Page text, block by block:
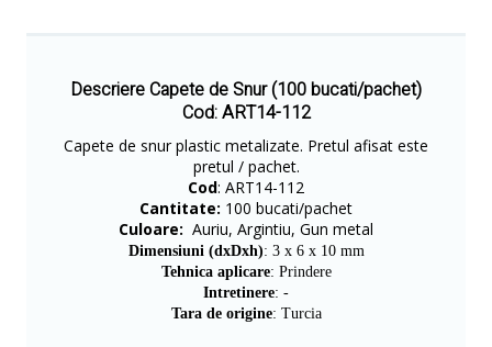
Descriere Capete de Snur (100 bucati/pachet)
Cod: ART14-112
Capete de snur plastic metalizate. Pretul afisat este
pretul / pachet.
Cod: ART14-112
Cantitate: 100 bucati/pachet
Culoare: Auriu, Argintiu, Gun metal
Dimensiuni (dxDxh): 3 x 6 x 10 mm
Tehnica aplicare: Prindere
Intretinere: -
Tara de origine: Turcia